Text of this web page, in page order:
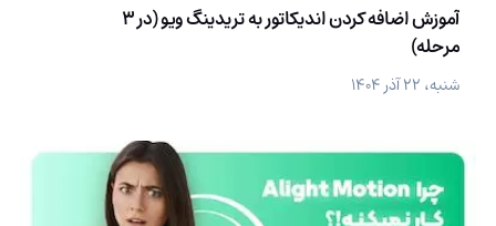
آموزش اضافه کردن اندیکاتور به تریدینگ ویو (در 3
مرحله)
شنبه، ۲۲ آذر ۱۴۰۴